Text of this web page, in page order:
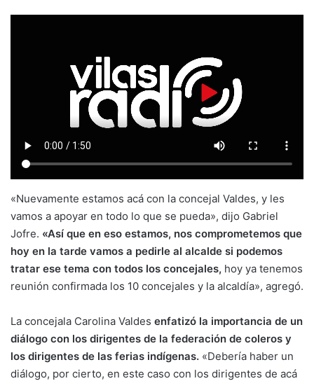
«Nuevamente estamos acá con la concejal Valdes, y les
vamos a apoyar en todo lo que se pueda», dijo Gabriel
Jofre. «Así que en eso estamos, nos comprometemos que
hoy en la tarde vamos a pedirle al alcalde si podemos
tratar ese tema con todos los concejales, hoy ya tenemos
reunión confirmada los 10 concejales y la alcaldía», agregó.
La concejala Carolina Valdes enfatizó la importancia de un
diálogo con los dirigentes de la federación de coleros y
los dirigentes de las ferias indígenas. «Debería haber un
diálogo, por cierto, en este caso con los dirigentes de acá